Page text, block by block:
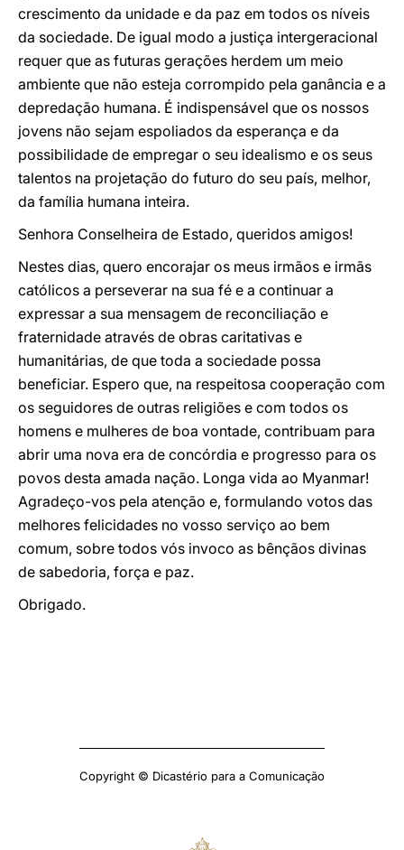
crescimento da unidade e da paz em todos os níveis
da sociedade. De igual modo a justiça intergeracional
requer que as futuras gerações herdem um meio
ambiente que não esteja corrompido pela ganância e a
depredação humana. É indispensável que os nossos
jovens não sejam espoliados da esperança e da
possibilidade de empregar o seu idealismo e os seus
talentos na projetação do futuro do seu país, melhor,
da família humana inteira.
Senhora Conselheira de Estado, queridos amigos!
Nestes dias, quero encorajar os meus irmãos e irmãs
católicos a perseverar na sua fé e a continuar a
expressar a sua mensagem de reconciliação e
fraternidade através de obras caritativas e
humanitárias, de que toda a sociedade possa
beneficiar. Espero que, na respeitosa cooperação com
os seguidores de outras religiões e com todos os
homens e mulheres de boa vontade, contribuam para
abrir uma nova era de concórdia e progresso para os
povos desta amada nação. Longa vida ao Myanmar!
Agradeço-vos pela atenção e, formulando votos das
melhores felicidades no vosso serviço ao bem
comum, sobre todos vós invoco as bênçãos divinas
de sabedoria, força e paz.
Obrigado.
Copyright © Dicastério para a Comunicação